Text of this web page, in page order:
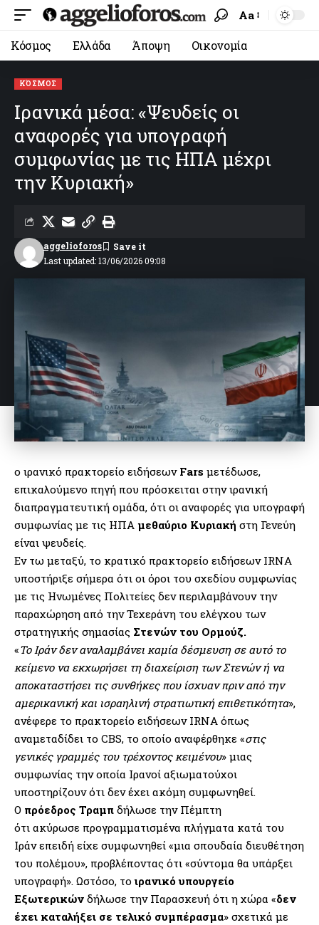
Aa
Κόσμος Ελλάδα Άποψη Οικονομία
ΚΌΣΜΟΣ
Ιρανικά μέσα: «Ψευδείς οι
αναφορές για υπογραφή
συμφωνίας με τις ΗΠΑ μέχρι
την Κυριακή»
Last updated: 13/06/2026 09:08
aggelioforos
ο ιρανικό πρακτορείο ειδήσεων Fars μετέδωσε,
επικαλούμενο πηγή που πρόσκειται στην ιρανική
διαπραγματευτική ομάδα, ότι οι αναφορές για υπογραφή
συμφωνίας με τις ΗΠΑ μεθαύριο Κυριακή στη Γενεύη
είναι ψευδείς.
Εν τω μεταξύ, το κρατικό πρακτορείο ειδήσεων IRNA
υποστήριξε σήμερα ότι οι όροι του σχεδίου συμφωνίας
με τις Ηνωμένες Πολιτείες δεν περιλαμβάνουν την
παραχώρηση από την Τεχεράνη του ελέγχου των
στρατηγικής σημασίας Στενών του Ορμούζ.
«Το Ιράν δεν αναλαμβάνει καμία δέσμευση σε αυτό το
κείμενο να εκχωρήσει τη διαχείριση των Στενών ή να
αποκαταστήσει τις συνθήκες που ίσχυαν πριν από την
αμερικανική και ισραηλινή στρατιωτική επιθετικότητα»,
ανέφερε το πρακτορείο ειδήσεων IRNA όπως
αναμεταδίδει το CBS, το οποίο αναφέρθηκε «στις
γενικές γραμμές του τρέχοντος κειμένου» μιας
συμφωνίας την οποία Ιρανοί αξιωματούχοι
υποστηρίζουν ότι δεν έχει ακόμη συμφωνηθεί.
Ο πρόεδρος Τραμπ δήλωσε την Πέμπτη
ότι ακύρωσε προγραμματισμένα πλήγματα κατά του
Ιράν επειδή είχε συμφωνηθεί «μια σπουδαία διευθέτηση
του πολέμου», προβλέποντας ότι «σύντομα θα υπάρξει
υπογραφή». Ωστόσο, τοιρανικό υπουργείο
Εξωτερικών δήλωσε την Παρασκευή ότι η χώρα «δεν
έχει καταλήξει σε τελικό συμπέρασμα» σχετικά με